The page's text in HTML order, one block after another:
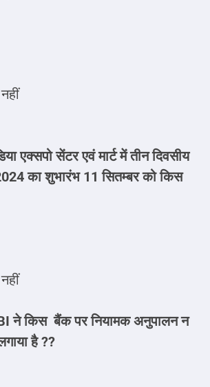
एक्सपो सेंटर एवं मार्ट में तीन दिवसीय
का शुभारंभ 11 सितम्बर को किस
ने किस बैंक पर नियामक अनुपालन न
है ??